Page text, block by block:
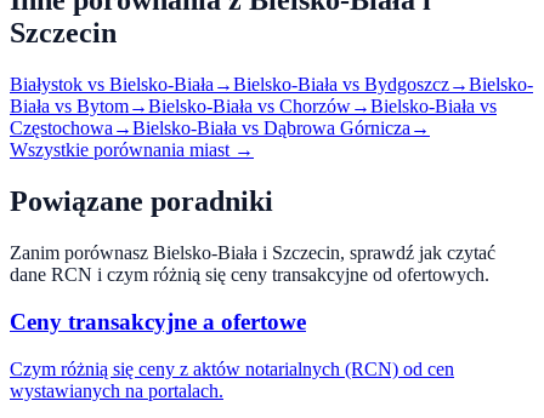
Szczecin
Białystok vs Bielsko-Biała →Bielsko-Biała vs Bydgoszcz→Bielsko-
Biała vs Bytom→Bielsko-Biała vs Chorzów→Bielsko-Biała vs
Częstochowa →Bielsko-Biała vs Dąbrowa Górnicza →
Wszystkie porównania miast →
Powiązane poradniki
Zanim porównasz Bielsko-Biała i Szczecin, sprawdź jak czytać
dane RCN i czym różnią się ceny transakcyjne od ofertowych.
Ceny transakcyjne a ofertowe
Czym różnią się ceny z aktów notarialnych (RCN) od cen
wystawianych na portalach.